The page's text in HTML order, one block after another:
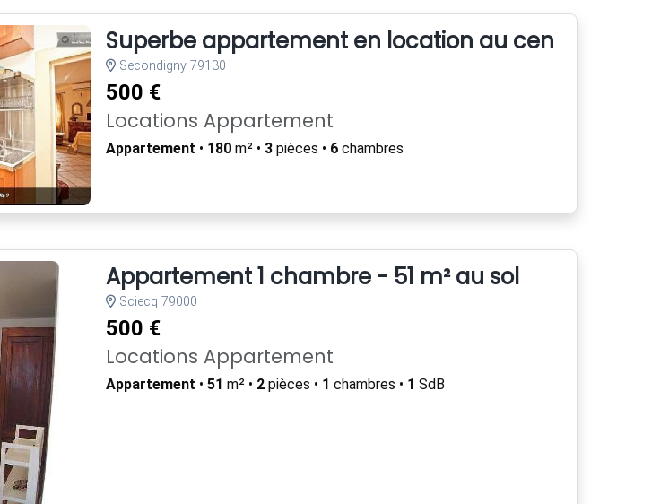
Superbe appartement en location au centre ville de
Secondigny 79130
500 €
Locations Appartement
Appartement • 180m² • 3pièces • 6chambres
Appartement 1 chambre - 51 m² au sol
Sciecq 79000
500 €
Locations Appartement
Appartement • 51 m² • 2pièces • 1 chambres • 1 SdB